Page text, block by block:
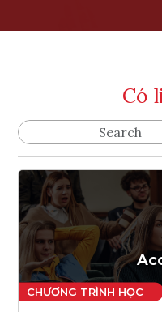
Có